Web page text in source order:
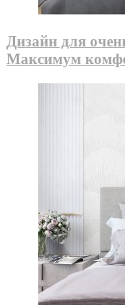
Дизайн для
Максимум